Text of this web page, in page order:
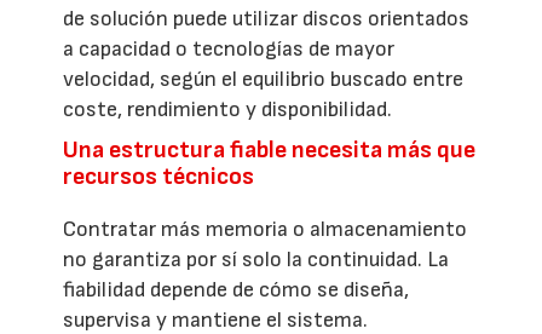
de solución puede utilizar discos orientados
a capacidad o tecnologías de mayor
velocidad, según el equilibrio buscado entre
coste, rendimiento y disponibilidad.
Una estructura fiable necesita más que
recursos técnicos
Contratar más memoria o almacenamiento
no garantiza por sí solo la continuidad. La
fiabilidad depende de cómo se diseña,
supervisa y mantiene el sistema.